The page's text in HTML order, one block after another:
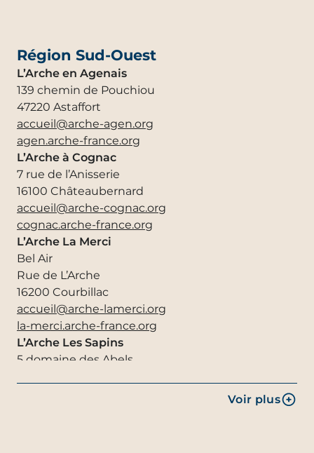
strasbourg.arche-france.org
Projet de L’Arche à Orléans
51 boulevard Aristide Briand
45000 ORLÉANS
projet@arche-orleans.org
Région Sud-Ouest
L’Arche en Agenais
139 chemin de Pouchiou
47220 Astaffort
accueil@arche-agen.org
agen.arche-france.org
L’Arche à Cognac
7 rue de l’Anisserie
16100 Châteaubernard
accueil@arche-cognac.org
cognac.arche-france.org
L’Arche La Merci
Bel Air
Rue de L’Arche
16200 Courbillac
accueil@arche-lamerci.org
la-merci.arche-france.org
L’Arche Les Sapins
5 domaine des Abels
Voir plus